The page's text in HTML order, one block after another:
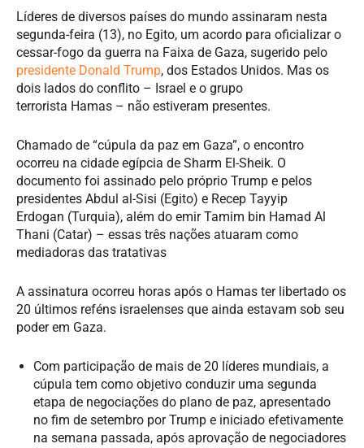
Líderes de diversos países do mundo assinaram nesta
segunda-feira (13), no Egito, um acordo para oficializar o
cessar-fogo da guerra na Faixa de Gaza, sugerido pelo
presidente Donald Trump, dos Estados Unidos. Mas os
dois lados do conflito – Israel e o grupo
terrorista Hamas – não estiveram presentes.
Chamado de “cúpula da paz em Gaza”, o encontro
ocorreu na cidade egípcia de Sharm El-Sheik. O
documento foi assinado pelo próprio Trump e pelos
presidentes Abdul al-Sisi (Egito) e Recep Tayyip
Erdogan (Turquia), além do emir Tamim bin Hamad Al
Thani (Catar) – essas três nações atuaram como
mediadoras das tratativas
A assinatura ocorreu horas após o Hamas ter libertado os
20 últimos reféns israelenses que ainda estavam sob seu
poder em Gaza.
Com participação de mais de 20 líderes mundiais, a
cúpula tem como objetivo conduzir uma segunda
etapa de negociações do plano de paz, apresentado
no fim de setembro por Trump e iniciado efetivamente
na semana passada, após aprovação de negociadores